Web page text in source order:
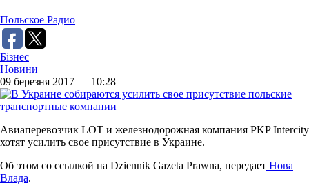
Польское Радио
Бізнес
Новини
09 березня 2017 — 10:28
Авиаперевозчик LOT и железнодорожная компания PKP Intercity
хотят усилить свое присутствие в Украине.
Об этом со ссылкой на Dziennik Gazeta Prawna, передает Нова
Влада.